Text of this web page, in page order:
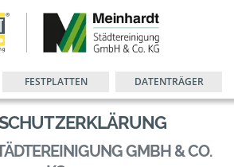
FESTPLATTEN DATENTRÄGER
GMBH & CO.